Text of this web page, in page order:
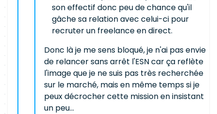
son effectif donc peu de chance qu'il
gâche sa relation avec celui-ci pour
recruter un freelance en direct.
Donc là je me sens bloqué, je n'ai pas envie
de relancer sans arrêt l'ESN car ça reflète
l'image que je ne suis pas très recherchée
sur le marché, mais en même temps si je
peux décrocher cette mission en insistant
un peu...